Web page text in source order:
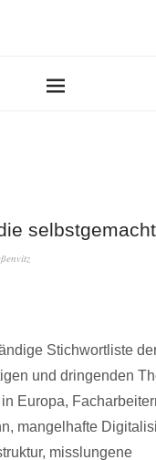
Stichwortliste
und dringenden
Europa,
mangelhafte
misslungene